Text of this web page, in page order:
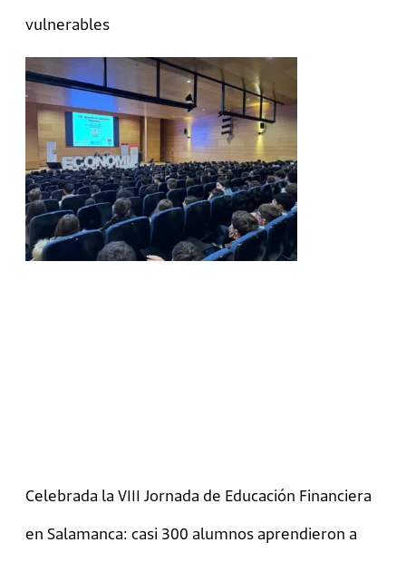
vulnerables
Celebrada la VIII Jornada de Educación Financiera
en Salamanca: casi 300 alumnos aprendieron a